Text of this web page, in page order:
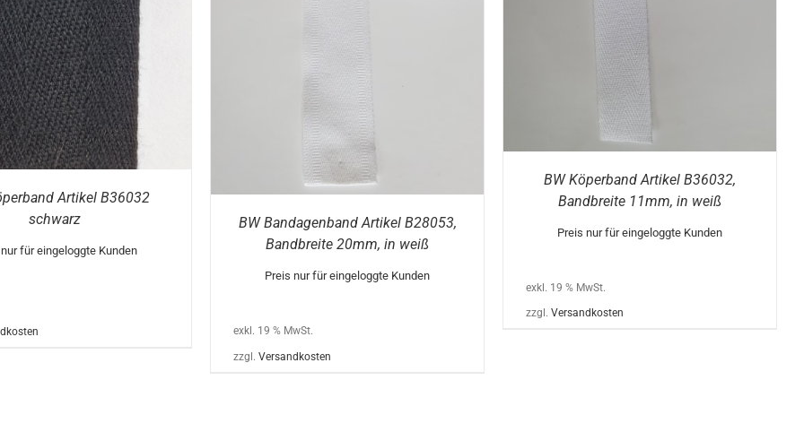
Artikel B36032
schwarz
für eingeloggte Kunden
BW Bandagenband Artikel B28053,
Bandbreite 20mm, in weiß
Preis nur für eingeloggte Kunden
exkl. 19 % MwSt.
zzgl. Versandkosten
BW Köperband Artikel B36032,
Bandbreite 11mm, in weiß
Preis nur für eingeloggte Kunden
exkl. 19 % MwSt.
zzgl. Versandkosten